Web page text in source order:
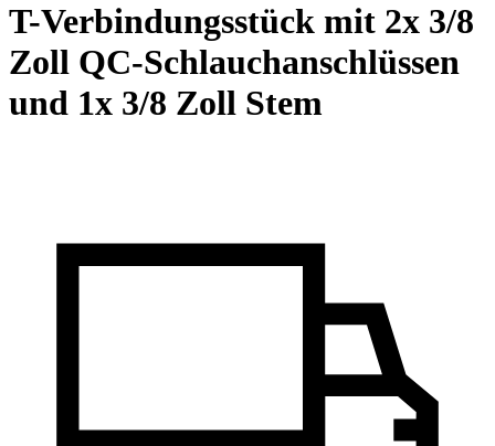
T-Verbindungsstück mit 2x 3/8
Zoll QC-Schlauchanschlüssen
und 1x 3/8 Zoll Stem